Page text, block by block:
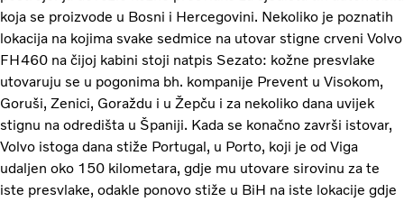
koja se proizvode u Bosni i Hercegovini. Nekoliko je poznatih
lokacija na kojima svake sedmice na utovar stigne crveni Volvo
FH460 na čijoj kabini stoji natpis Sezato: kožne presvlake
utovaruju se u pogonima bh. kompanije Prevent u Visokom,
Goruši, Zenici, Goraždu i u Žepču i za nekoliko dana uvijek
stignu na odredišta u Španiji. Kada se konačno završi istovar,
Volvo istoga dana stiže Portugal, u Porto, koji je od Viga
udaljen oko 150 kilometara, gdje mu utovare sirovinu za te
iste presvlake, odakle ponovo stiže u BiH na iste lokacije gdje